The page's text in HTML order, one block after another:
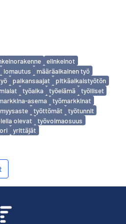
elinkeinot
lomautus
määräaikainen työ
palkansaajat
pitkäaikaistyötön
työaika työelämä
työlliset
asema
työmarkkinat
työttömät
työtunnit
olevat
työvoimaosuus
yrittäjät